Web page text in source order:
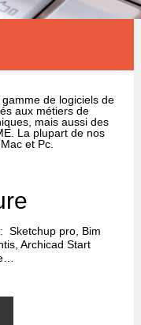
de logiciels de
aux métiers de
mais aussi des
La plupart de nos
et Pc.
Sketchup pro, Bim
Archicad Start